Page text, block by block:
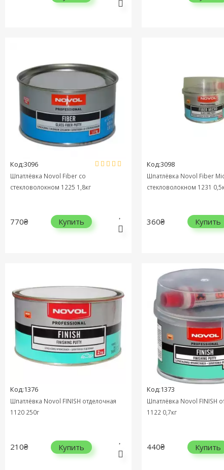
Код:3096
Шпатлёвка Novol Fiber cо
стекловолокном 1225 1,8кг
770₴ Купить
Код:3098
Шпатлёвка Novol Fiber
стекловолокном 1231
360₴ Купить
Код:1376
Шпатлёвка Novol FINISH отделочная
1120 250г
210₴ Купить
Код:1373
Шпатлёвка Novol FINISH
1122 0,7кг
440₴ Купить